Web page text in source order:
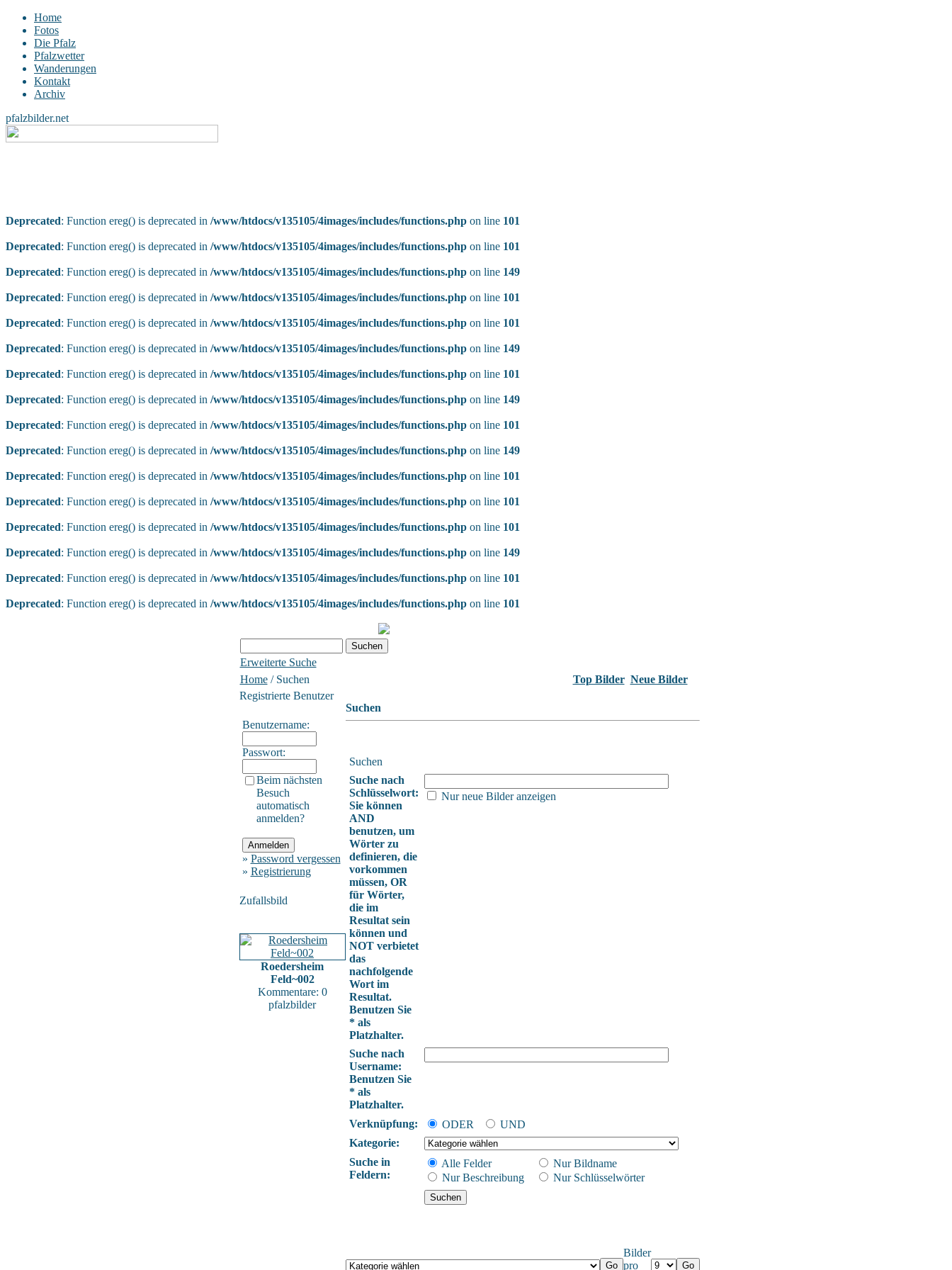
Home
Fotos
Die Pfalz
Pfalzwetter
Wanderungen
Kontakt
Archiv
pfalzbilder.net
Deprecated: Function ereg() is deprecated in /www/htdocs/v135105/4images/includes/functions.php on line 101
Deprecated: Function ereg() is deprecated in /www/htdocs/v135105/4images/includes/functions.php on line 101
Deprecated: Function ereg() is deprecated in /www/htdocs/v135105/4images/includes/functions.php on line 149
Deprecated: Function ereg() is deprecated in /www/htdocs/v135105/4images/includes/functions.php on line 101
Deprecated: Function ereg() is deprecated in /www/htdocs/v135105/4images/includes/functions.php on line 101
Deprecated: Function ereg() is deprecated in /www/htdocs/v135105/4images/includes/functions.php on line 149
Deprecated: Function ereg() is deprecated in /www/htdocs/v135105/4images/includes/functions.php on line 101
Deprecated: Function ereg() is deprecated in /www/htdocs/v135105/4images/includes/functions.php on line 149
Deprecated: Function ereg() is deprecated in /www/htdocs/v135105/4images/includes/functions.php on line 101
Deprecated: Function ereg() is deprecated in /www/htdocs/v135105/4images/includes/functions.php on line 149
Deprecated: Function ereg() is deprecated in /www/htdocs/v135105/4images/includes/functions.php on line 101
Deprecated: Function ereg() is deprecated in /www/htdocs/v135105/4images/includes/functions.php on line 101
Deprecated: Function ereg() is deprecated in /www/htdocs/v135105/4images/includes/functions.php on line 101
Deprecated: Function ereg() is deprecated in /www/htdocs/v135105/4images/includes/functions.php on line 149
Deprecated: Function ereg() is deprecated in /www/htdocs/v135105/4images/includes/functions.php on line 101
Deprecated: Function ereg() is deprecated in /www/htdocs/v135105/4images/includes/functions.php on line 101
Erweiterte Suche
Home/ Suchen Top Bilder Neue Bilder
Registrierte Benutzer
Benutzername:
Passwort:
Beim nächsten
Besuch
automatisch
anmelden?
» Password vergessen
» Registrierung
Zufallsbild
Roedersheim
Feld~002
Kommentare: 0
pfalzbilder
Suchen
Suchen
Suche nach
Schlüsselwort:
Sie können
AND
benutzen, um
Wörter zu
definieren, die
vorkommen
müssen, OR
für Wörter,
die im
Resultat sein
können und
NOT verbietet
das
nachfolgende
Wort im
Resultat.
Benutzen Sie
* als
Platzhalter.
Nur neue Bilder anzeigen
Suche nach
Username:
Benutzen Sie
* als
Platzhalter.
Verknüpfung:
ODER
UND
Kategorie:
Suche in
Feldern:
Alle Felder
Nur Bildname
Nur Beschreibung
Nur Schlüsselwörter
Bilder
pro